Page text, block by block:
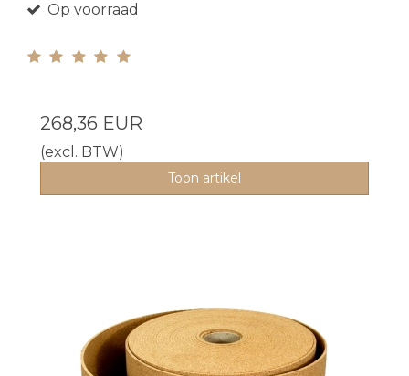
Op voorraad
268,36 EUR
(excl. BTW)
Toon artikel